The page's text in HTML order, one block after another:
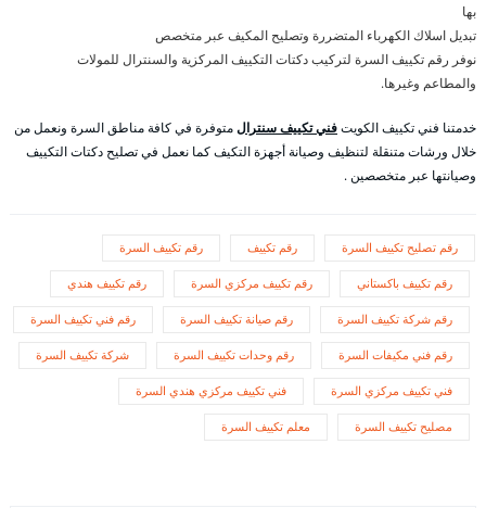
بها
تبديل اسلاك الكهرباء المتضررة وتصليح المكيف عبر متخصص
نوفر رقم تكييف السرة لتركيب دكتات التكييف المركزية والسنترال للمولات
والمطاعم وغيرها.
خدمتنا فني تكييف الكويتفني تكييف سنترالمتوفرة في كافة مناطق السرة ونعمل من
خلال ورشات متنقلة لتنظيف وصيانة أجهزة التكيف كما نعمل في تصليح دكتات التكييف
وصيانتها عبر متخصصين .
رقم تصليح تكييف السرة رقم تكييف رقم تكييف السرة
رقم تكييف باكستاني رقم تكييف مركزي السرة رقم تكييف هندي
رقم شركة تكييف السرة رقم صيانة تكييف السرة رقم فني تكييف السرة
رقم فني مكيفات السرة رقم وحدات تكييف السرة شركة تكييف السرة
فني تكييف مركزي السرة فني تكييف مركزي هندي السرة
مصليح تكييف السرة معلم تكييف السرة